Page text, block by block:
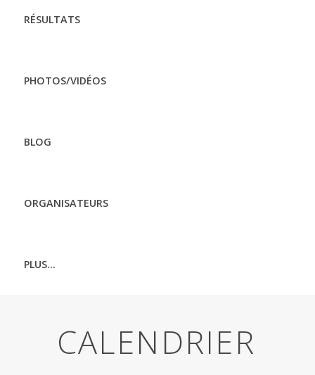
RÉSULTATS
PHOTOS/VIDÉOS
BLOG
ORGANISATEURS
PLUS...
CALENDRIER